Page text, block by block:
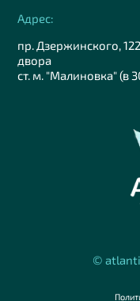
Адрес:
пр. Дзержинского,
двора
ст. м. "Малиновка" (в
©